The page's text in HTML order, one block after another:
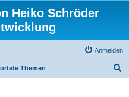
Heiko Schröder
Anmelden
Themen